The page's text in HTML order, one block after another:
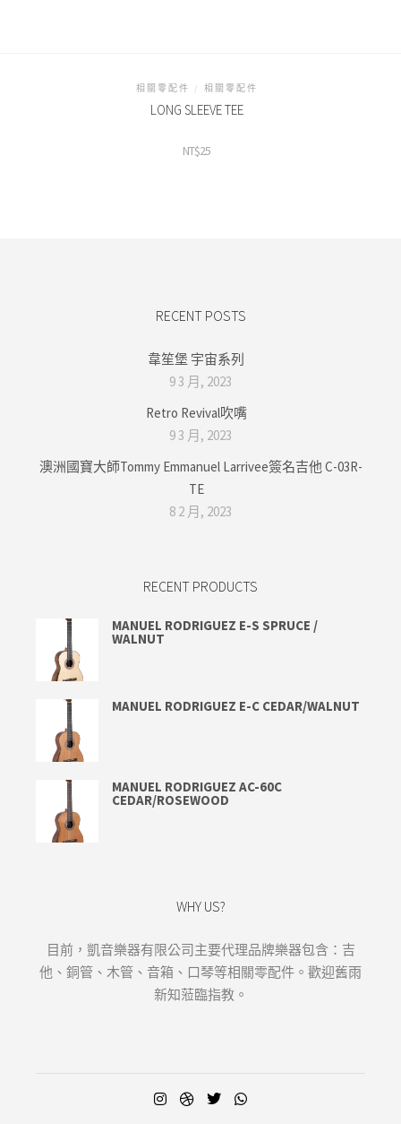
相關零配件 / 相關零配件
LONG SLEEVE TEE
NT$25
RECENT POSTS
韋笙堡 宇宙系列
9 3 月, 2023
Retro Revival吹嘴
9 3 月, 2023
澳洲國寶大師Tommy Emmanuel Larrivee簽名吉他 C-03R-
TE
8 2 月, 2023
RECENT PRODUCTS
MANUEL RODRIGUEZ E-S SPRUCE /
WALNUT
MANUEL RODRIGUEZ E-C CEDAR/WALNUT
MANUEL RODRIGUEZ AC-60C
CEDAR/ROSEWOOD
WHY US?
目前，凱音樂器有限公司主要代理品牌樂器包含：吉
他、銅管、木管、音箱、口琴等相關零配件。歡迎舊雨
新知蒞臨指教。